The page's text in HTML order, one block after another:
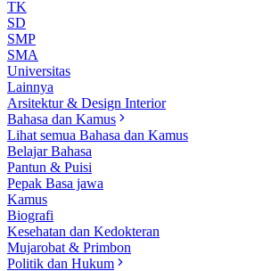
TK
SD
SMP
SMA
Universitas
Lainnya
Arsitektur & Design Interior
Bahasa dan Kamus
Lihat semua Bahasa dan Kamus
Belajar Bahasa
Pantun & Puisi
Pepak Basa jawa
Kamus
Biografi
Kesehatan dan Kedokteran
Mujarobat & Primbon
Politik dan Hukum